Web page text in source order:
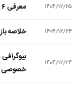
۱۴۰۴/۱۲/۲۵ معرفی ۶ مینی سریال ۲۰۲۵ که نباید از دست بدهید!
۱۴۰۴/۱۲/۲۴ خلاصه بازی لیورپول 1
۱۴۰۴/۱۲/۲۴
خصوصی